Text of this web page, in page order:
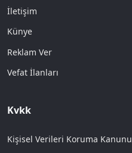
İletişim
Künye
Reklam Ver
Vefat İlanları
Kvkk
Kişisel Verileri Koruma Kanunu